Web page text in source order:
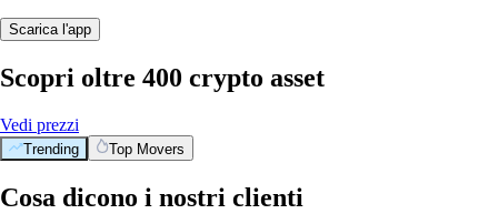
Scarica l'app
Scopri oltre 400 crypto asset
Vedi prezzi
Trending Top Movers
Cosa dicono i nostri clienti